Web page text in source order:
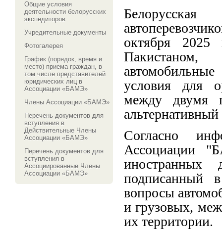
Общие условия
деятельности белорусских
экспедиторов
Учредительные документы
Фотогалерея
График (порядок, время и
место) приема граждан, в
том числе представителей
юридических лиц в
Ассоциации «БАМЭ»
Члены Ассоциации «БАМЭ»
Перечень документов для
вступления в
Действительные Члены
Ассоциации «БАМЭ»
Перечень документов для
вступления в
Ассоциированные Члены
Ассоциации «БАМЭ»
октября 2025
условия для
между двумя
Согласно
Ассоциации
иностранных
подписанный
вопросы
и грузовых,
их территории.